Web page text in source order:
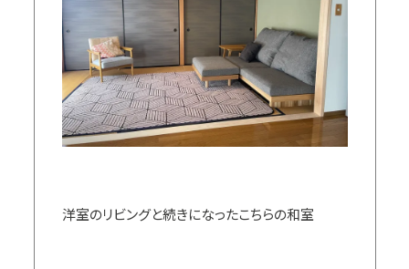
洋室のリビングと続きになったこちらの和室